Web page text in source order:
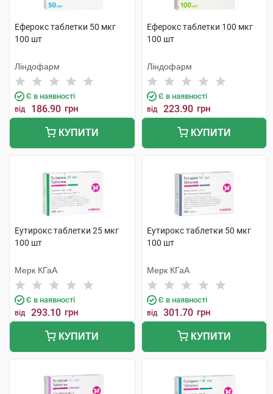
Еферокс таблетки 50 мкг
100 шт
Ліндофарм
Є в наявності
від 186.90 грн
КУПИТИ
Еферокс таблетки 100 мкг
100 шт
Ліндофарм
Є в наявності
від 223.90 грн
КУПИТИ
Еутирокс таблетки 25 мкг
100 шт
Мерк КГаА
Є в наявності
від 293.10 грн
КУПИТИ
Еутирокс таблетки 50 мкг
100 шт
Мерк КГаА
Є в наявності
від 301.70 грн
КУПИТИ